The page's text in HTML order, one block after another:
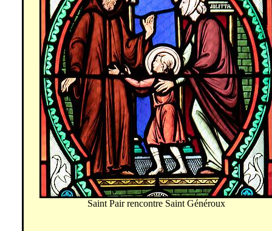
Saint Pair rencontre Saint Généroux